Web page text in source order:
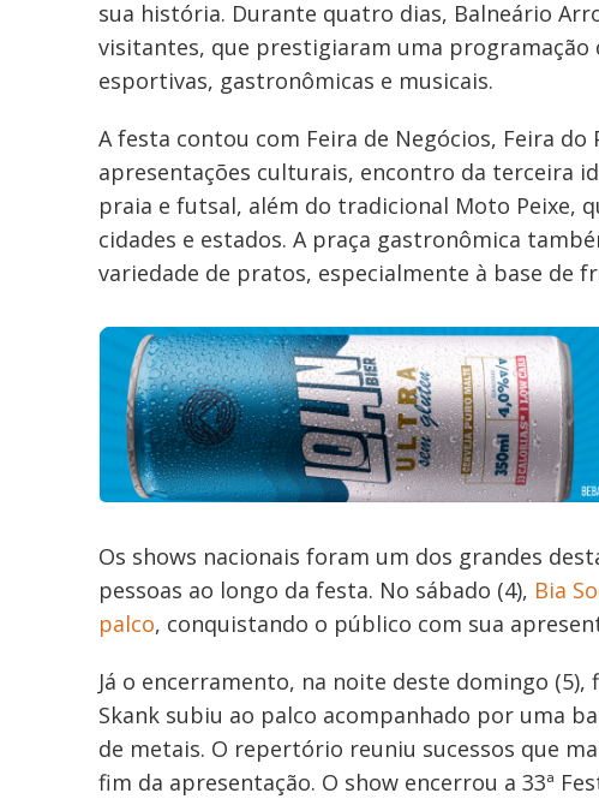
sua história. Durante quatro dias, Balneário
visitantes, que prestigiaram uma
esportivas, gastronômicas e musicais.
A festa contou com Feira de Negócios, Feira
apresentações culturais, encontro da terceira
praia e futsal, além do tradicional Moto Peixe,
cidades e estados. A praça gastronômica
variedade de pratos, especialmente à base de
Os shows nacionais foram um dos grandes
pessoas ao longo da festa. No sábado (4), Bia
palco, conquistando o público com sua
Já o encerramento, na noite deste domingo (5),
Skank subiu ao palco acompanhado por uma
de metais. O repertório reuniu sucessos que
fim da apresentação. O show encerrou a 33ª